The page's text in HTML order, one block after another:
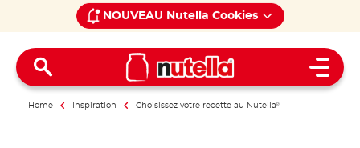
NOUVEAU Nutella Cookies
Open
Home Inspiration Choisissez votre recette au Nutella®